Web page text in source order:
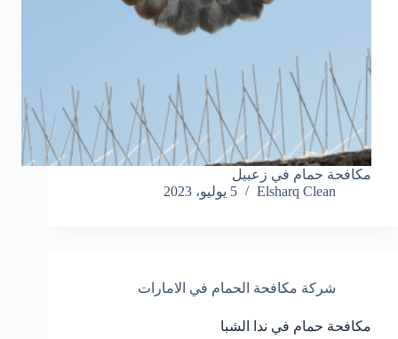
مكافحة حمام في زعبيل
Elsharq Clean
5 يوليو، 2023
شركة مكافحة الحمام في الامارات
مكافحة حمام في ندا الشبا